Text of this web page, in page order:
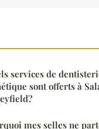
services de
sont offerts à
mes selles ne